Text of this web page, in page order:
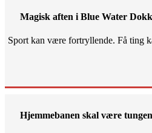
Magisk aften i Blue Water
Sport kan være fortryllende. Få ting
Hjemmebanen skal være